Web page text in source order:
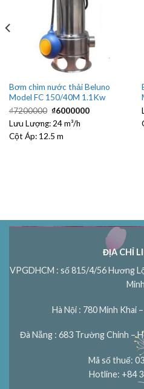
Bơm chìm nước thải Beluno
Model FC 150/40M 1.1Kw
₫7200000 Giá
gốc
là:
₫7200000.
₫6000000Giá
hiện
Lưu Lượng:24 m³/h
Cột Áp: 12.5 m
ĐỊA CHỈ
VPGDHCM : số 815/4/56 Hương
Minh
Hà Nội : 780 Minh Khai
Đà Nẵng : 683 Trường Chinh –
Mã số thuế:
Hotline: +84